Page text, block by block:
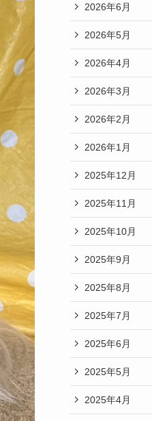
2026年6月
2026年5月
2026年4月
2026年3月
2026年2月
2026年1月
2025年12月
2025年11月
2025年10月
2025年9月
2025年8月
2025年7月
2025年6月
2025年5月
2025年4月